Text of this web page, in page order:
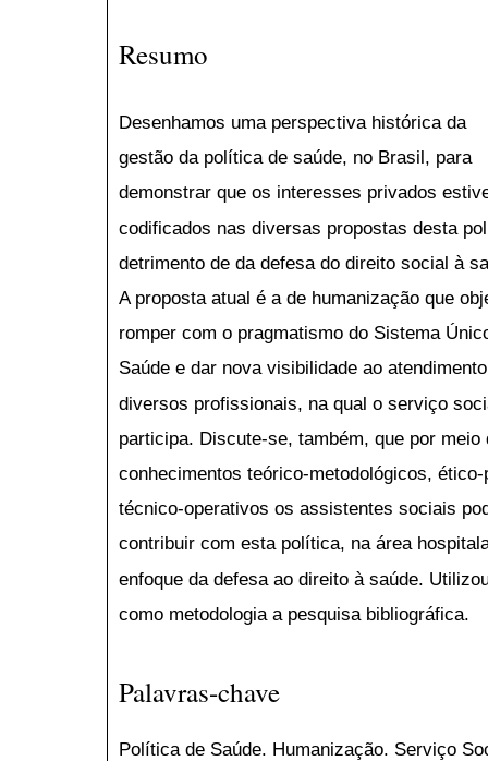
Resumo
Desenhamos uma perspectiva histórica da
gestão da política de saúde, no Brasil, para
demonstrar que os interesses privados
codificados nas diversas propostas desta
detrimento de da defesa do direito social à
A proposta atual é a de humanização que
romper com o pragmatismo do Sistema
Saúde e dar nova visibilidade ao
diversos profissionais, na qual o serviço
participa. Discute-se, também, que por meio
conhecimentos teórico-metodológicos,
técnico-operativos os assistentes sociais
contribuir com esta política, na área
enfoque da defesa ao direito à saúde.
como metodologia a pesquisa bibliográfica.
Palavras-chave
Política de Saúde. Humanização. Serviço